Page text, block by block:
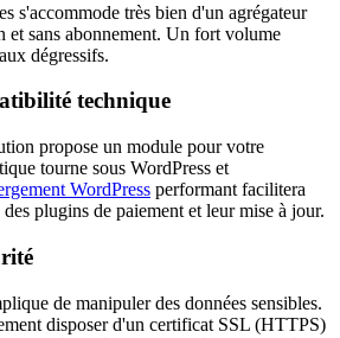
s'accommode très bien d'un agrégateur
et sans abonnement. Un fort volume
dégressifs.
technique
propose un module pour votre
tourne sous WordPress et
WordPress performant facilitera
plugins de paiement et leur mise à jour.
de manipuler des données sensibles.
disposer d'un certificat SSL (HTTPS)